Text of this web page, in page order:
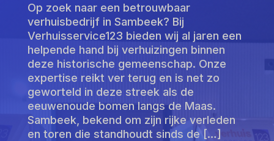
Op zoek naar een betrouwbaar
verhuisbedrijf in Sambeek? Bij
Verhuisservice123 bieden wij al jaren een
helpende hand bij verhuizingen binnen
deze historische gemeenschap. Onze
expertise reikt ver terug en is net zo
geworteld in deze streek als de
eeuwenoude bomen langs de Maas.
Sambeek, bekend om zijn rijke verleden
en toren die standhoudt sinds de […]